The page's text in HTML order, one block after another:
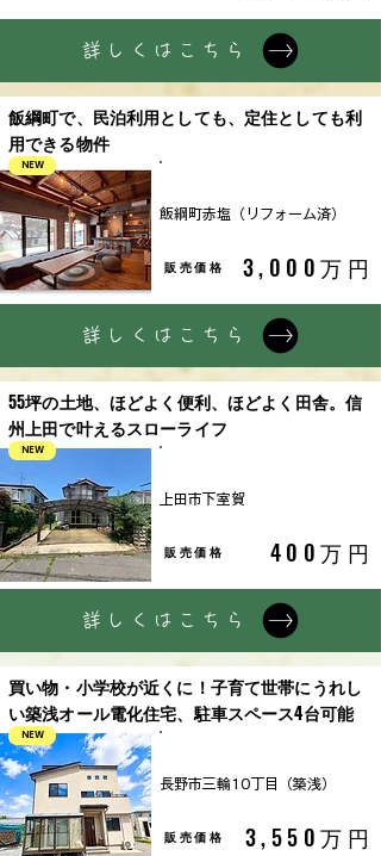
詳しくはこちら
飯綱町で、民泊利用としても、定住としても利
用できる物件
NEW
飯綱町赤塩（リフォーム済）
販売価格 3,000万円
詳しくはこちら
55坪の土地、ほどよく便利、ほどよく田舎。信
州上田で叶えるスローライフ
NEW
上田市下室賀
販売価格 400万円
詳しくはこちら
買い物・小学校が近くに！子育て世帯にうれし
い築浅オール電化住宅、駐車スペース4台可能
NEW
長野市三輪10丁目（築浅）
販売価格 3,550万円